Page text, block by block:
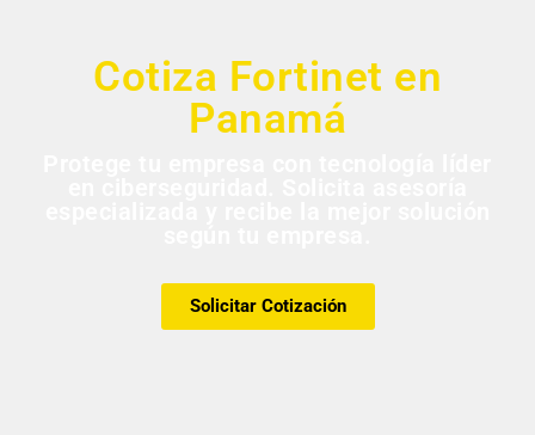
Cotiza Fortinet en
Panamá
Solicitar Cotización